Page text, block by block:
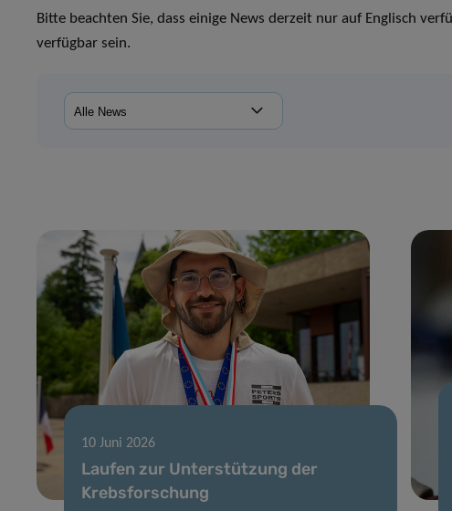
Bitte beachten Sie, dass einige News derzeit nur auf Englisch
verfügbar sein.
10 Juni 2026
Laufen zur Unterstützung der
Krebsforschung